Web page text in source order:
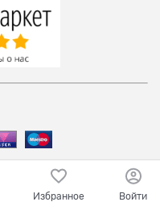
Избранное Войти